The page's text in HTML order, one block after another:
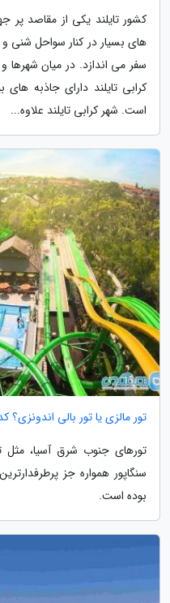
کشور تایلند یکی از مقاصد پر
های بسیار در کنار سواحل شنی
سفر می اندازد. در میان شهرها
کرابی تایلند دارای جاذبه
است. شهر کرابی تایلند علاوه...
تور مالزی یا تور بالی
تورهای جنوب شرق آسیا، مثل
سنگاپور همواره جز
بوده است.